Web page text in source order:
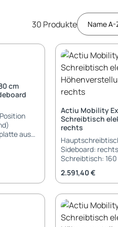
30 Produkte
cm
2-
pro
Melamin
Actiu Mobility
Schreibtisch
rechts
Sideboard:
Schreibtisch: 160 x 80 cm Tischplatte aus
Melamin oder
Bedienung per
Display-
Optional mit
stufige (3-teilige)
Gestell mit 2
Regulärer Preis:
2.591,40 €